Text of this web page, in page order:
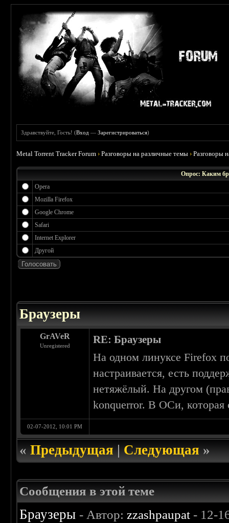
Здравствуйте, Гость! (Вход —Зарегистрироваться)
Metal Torrent Tracker Forum ›Разговоры на различные темы ›Разговоры
Опрос: Каким
Opera
Mozilla Firefox
Google Chrome
Safari
Internet Explorer
Другой
Браузеры
GrAVeR
Unregistered
RE: Браузеры
На одном линуксе Firefox
настраивается, есть
нетяжёлый. На другом
konquerror. В ОСи, которая
02-07-2012, 10:01 PM
«Предыдущая|Следующая»
Сообщения в этой теме
Браузеры - Автор: zzashpaupat - 12-